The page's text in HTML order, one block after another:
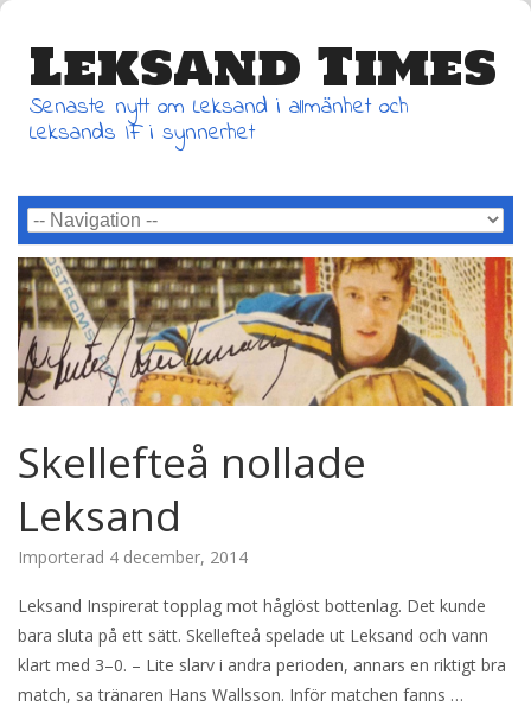
Leksand Times
Senaste nytt om Leksand i allmänhet och
Leksands IF i synnerhet
Skellefteå nollade
Leksand
Importerad 4 december, 2014
Leksand Inspirerat topplag mot håglöst bottenlag. Det kunde
bara sluta på ett sätt. Skellefteå spelade ut Leksand och vann
klart med 3–0. – Lite slarv i andra perioden, annars en riktigt bra
match, sa tränaren Hans Wallsson. Inför matchen fanns …